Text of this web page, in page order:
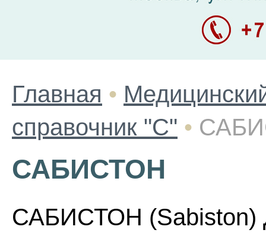
Главная •
справочник "С" •
САБИСТОН
САБИСТОН (Sabiston)